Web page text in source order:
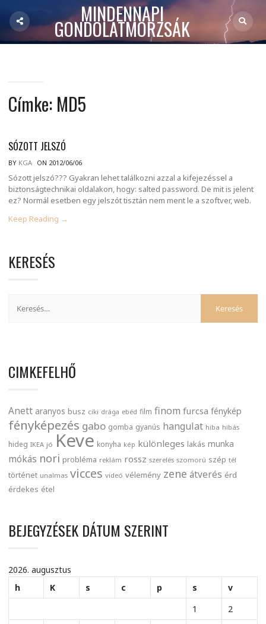
MINDENNAPI
GONDOLATMORZSÁK
Címke: MD5
SÓZOTT JELSZÓ
BY KGA ON 2012/06/06
Sózott jelszó??? Gyakran lehet találkozni azzal a kifejezéssel a
biztonságtechnikai oldalakon, hogy: salted password. De mit is jelent
ez? Normál esetben egy jelszót tisztán nem ment le a szoftver, web.
Keep Reading →
KERESÉS
CIMKEFELHŐ
Anett aranyos busz ciki drága ebéd film finom furcsa fénykép
fényképezés gabo gomba gyanús hangulat hiba hibás
hideg IKEA jó Keve konyha kép különleges lakás munka
mókás nori probléma reklám rossz szerelés szomorú szép tél
történet unalmas vicces videó vélemény zene átverés érd
érdekes étel
BEJEGYZÉSEK DÁTUM SZERINT
2026. augusztus
h
K s c p s
v
1
2